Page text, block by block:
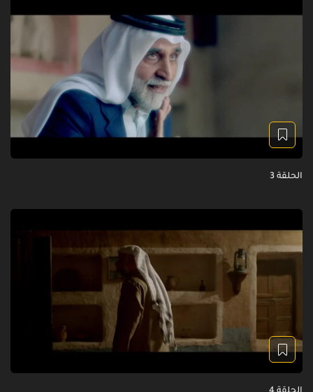
الحلقة 3